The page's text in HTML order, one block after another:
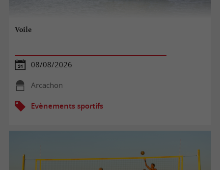
Voile
08/08/2026
Arcachon
Evènements sportifs